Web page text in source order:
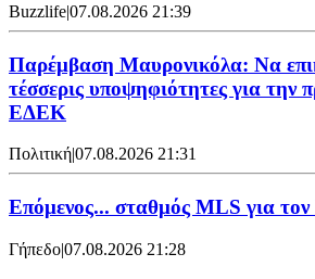
Buzzlife|07.08.2026 21:39
Παρέμβαση Μαυρονικόλα: Να
τέσσερις υποψηφιότητες για την
ΕΔΕΚ
Πολιτική|07.08.2026 21:31
Επόμενος... σταθμός MLS για τον
Γήπεδο|07.08.2026 21:28